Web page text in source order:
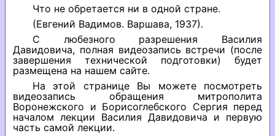
Что не обретается ни в одной стране.
(Евгений Вадимов. Варшава, 1937).
С любезного разрешения Василия
Давидовича, полная видеозапись встречи (после
завершения технической подготовки) будет
размещена на нашем сайте.
На этой странице Вы можете посмотреть
видеозапись обращения митрополита
Воронежского и Борисоглебского Сергия перед
началом лекции Василия Давидовича и первую
часть самой лекции.